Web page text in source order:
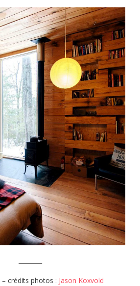
– crédits photos : Jason Koxvold